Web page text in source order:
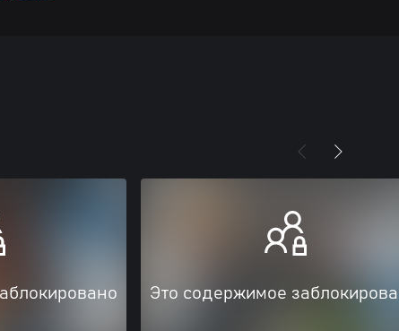
Это содержимое